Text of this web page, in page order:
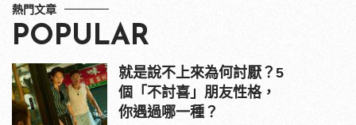
熱門文章
POPULAR
就是說不上來為何討厭？5
個「不討喜」朋友性格，
你遇過哪一種？